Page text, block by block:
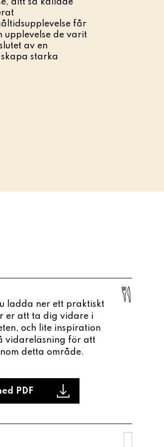
ditt så kallade
får
upplevelse de varit
av en
starka
ladda ner ett praktiskt
er att ta dig vidare i
och lite inspiration
vidareläsning för att
detta område.
PDF